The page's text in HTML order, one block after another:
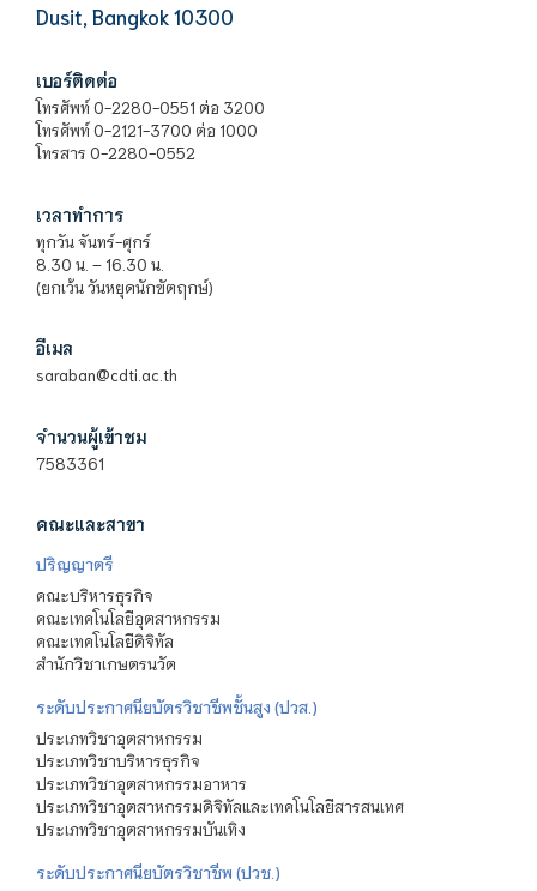
Dusit, Bangkok 10300
เบอร์ติดต่อ
โทรศัพท์ 0-2280-0551 ต่อ 3200
โทรศัพท์ 0-2121-3700 ต่อ 1000
โทรสาร 0-2280-0552
เวลาทำการ
ทุกวัน จันทร์-ศุกร์
8.30 น. – 16.30 น.
(ยกเว้น วันหยุดนักขัตฤกษ์)
อีเมล
saraban@cdti.ac.th
จำนวนผู้เข้าชม
7583361
คณะและสาขา
ปริญญาตรี
คณะบริหารธุรกิจ
คณะเทคโนโลยีอุตสาหกรรม
คณะเทคโนโลยีดิจิทัล
สำนักวิชาเกษตรนวัต
ระดับประกาศนียบัตรวิชาชีพชั้นสูง (ปวส.)
ประเภทวิชาอุตสาหกรรม
ประเภทวิชาบริหารธุรกิจ
ประเภทวิชาอุตสาหกรรมอาหาร
ประเภทวิชาอุตสาหกรรมดิจิทัลและเทคโนโลยีสารสนเทศ
ประเภทวิชาอุตสาหกรรมบันเทิง
ระดับประกาศนียบัตรวิชาชีพ (ปวช.)